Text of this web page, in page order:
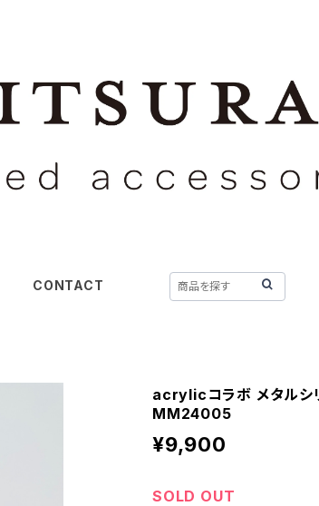
CONTACT
acrylicコラボ メタルシ
MM24005
¥9,900
SOLD OUT